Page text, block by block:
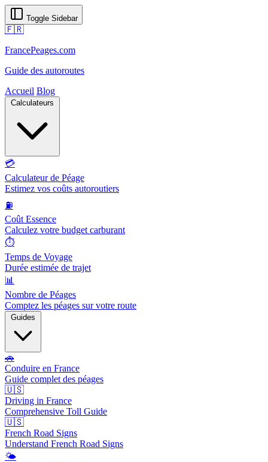
Toggle Sidebar
🇫🇷
FrancePeages.com
Guide des autoroutes
Accueil Blog
Calculateurs
💳
Calculateur de Péage
Estimez vos coûts autoroutiers
⛽
Coût Essence
Calculez votre budget carburant
⏱️
Temps de Voyage
Durée estimée de trajet
📊
Nombre de Péages
Comptez les péages sur votre route
Guides
🚗
Conduire en France
Guide complet des péages
🇺🇸
Driving in France
Comprehensive Toll Guide
🇺🇸
French Road Signs
Understand French Road Signs
🌤️